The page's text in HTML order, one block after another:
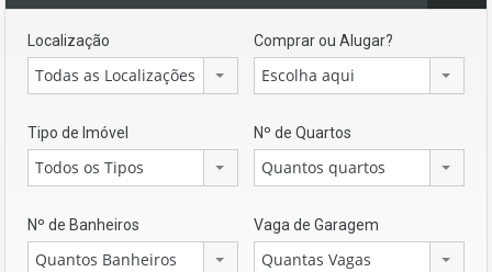
Localização
Todas as Localizações
Comprar ou Alugar?
Escolha aqui
Tipo de Imóvel
Todos os Tipos
Nº de Quartos
Quantos quartos
Nº de Banheiros
Quantos Banheiros
Vaga de Garagem
Quantas Vagas